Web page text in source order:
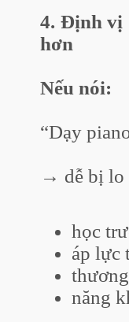
4. Định vị
hơn
Nếu nói:
“Dạy
→ dễ bị lo
học
áp lực
năng